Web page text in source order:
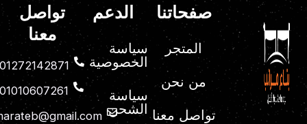
صفحاتنا
المتجر
من نحن
تواصل معنا
الدعم
سياسة
الخصوصية
سياسة
الشحن
تواصل
معنا
01010607261